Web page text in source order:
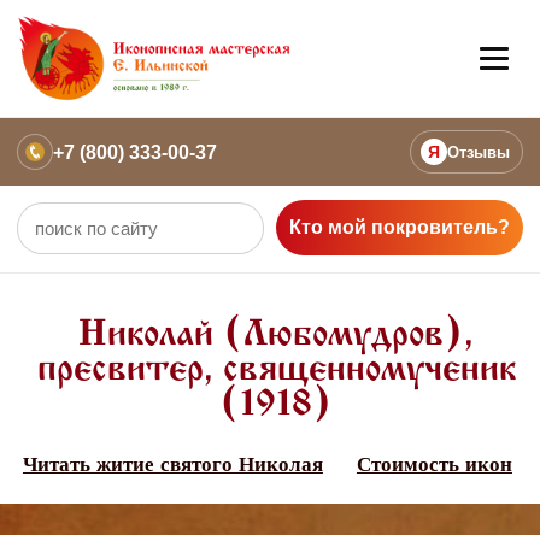
+7 (800) 333-00-37 Я Отзывы
Кто мой покровитель?
Николай (Любомудров),
пресвитер, священномученик
(1918)
Читать житие святого Николая Стоимость икон